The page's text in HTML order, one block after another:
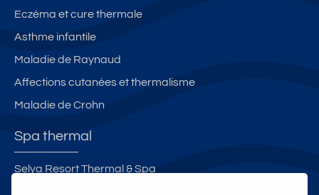
Eczéma et cure thermale
Asthme infantile
Maladie de Raynaud
Affections cutanées et thermalisme
Maladie de Crohn
Spa thermal
Selya Resort Thermal & Spa